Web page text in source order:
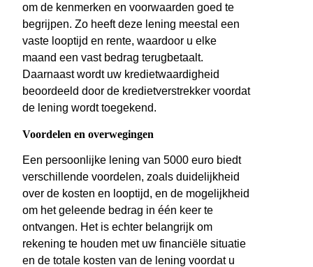
om de kenmerken en voorwaarden goed te
begrijpen. Zo heeft deze lening meestal een
vaste looptijd en rente, waardoor u elke
maand een vast bedrag terugbetaalt.
Daarnaast wordt uw kredietwaardigheid
beoordeeld door de kredietverstrekker voordat
de lening wordt toegekend.
Voordelen en overwegingen
Een persoonlijke lening van 5000 euro biedt
verschillende voordelen, zoals duidelijkheid
over de kosten en looptijd, en de mogelijkheid
om het geleende bedrag in één keer te
ontvangen. Het is echter belangrijk om
rekening te houden met uw financiële situatie
en de totale kosten van de lening voordat u